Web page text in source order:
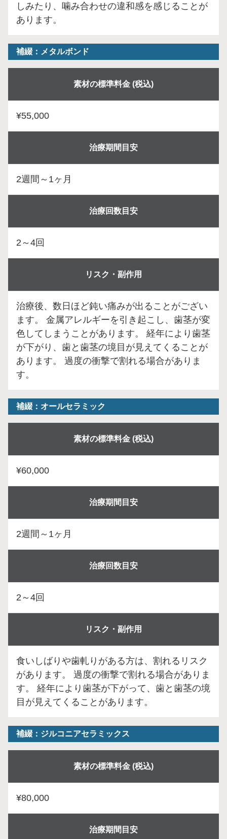
しみたり、噛み合わせの違和感を感じることが
あります。
補綴：メタルボンド
素材の標準料金 (税込)
¥55,000
治療期間目安
2週間～1ヶ月
治療回数目安
2～4回
リスク・副作用
治療後、数日ほど鈍い痛みが出ることがござい
ます。 金属アレルギーを引き起こし、歯茎が変
色してしまうことがあります。 経年により歯茎
が下がり、歯と歯茎の境目が見えてくることが
あります。 過度の衝撃で割れる場合がありま
す。
補綴：オールセラミック
素材の標準料金 (税込)
¥60,000
治療期間目安
2週間～1ヶ月
治療回数目安
2～4回
リスク・副作用
食いしばりや歯軋りがある方は、割れるリスク
があります。 過度の衝撃で割れる場合がありま
す。 経年により歯茎が下がって、歯と歯茎の境
目が見えてくることがあります。
補綴：ジルコニアセラミックス
素材の標準料金 (税込)
¥80,000
治療期間目安